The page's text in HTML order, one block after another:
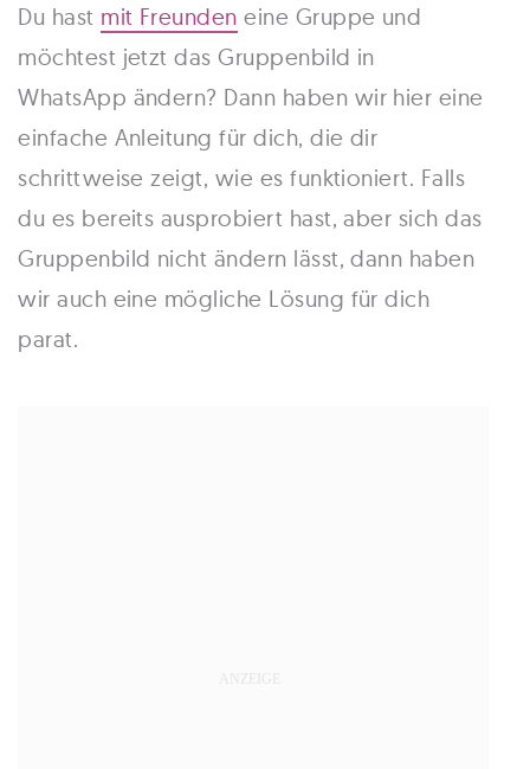
Du hast mit Freunden eine Gruppe und
möchtest jetzt das Gruppenbild in
WhatsApp ändern? Dann haben wir hier eine
einfache Anleitung für dich, die dir
schrittweise zeigt, wie es funktioniert. Falls
du es bereits ausprobiert hast, aber sich das
Gruppenbild nicht ändern lässt, dann haben
wir auch eine mögliche Lösung für dich
parat.